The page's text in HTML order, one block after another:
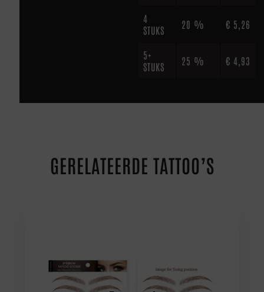
4
STUKS
20 % € 5,26
5+
STUKS
25 % € 4,93
GERELATEERDE TATTOO’S